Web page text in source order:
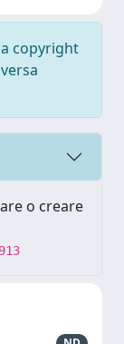
copyright
o creare